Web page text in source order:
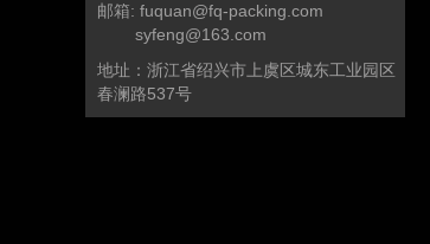
邮箱: fuquan@fq-packing.com
syfeng@163.com
地址： 浙江省绍兴市上虞区城东工业园区
春澜路537号